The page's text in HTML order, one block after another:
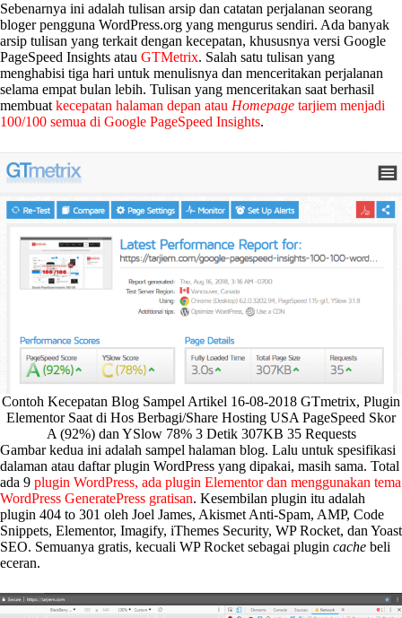
Sebenarnya ini adalah tulisan arsip dan catatan perjalanan seorang
bloger pengguna WordPress.org yang mengurus sendiri. Ada banyak
arsip tulisan yang terkait dengan kecepatan, khususnya versi Google
PageSpeed Insights atau GTMetrix. Salah satu tulisan yang
menghabisi tiga hari untuk menulisnya dan menceritakan perjalanan
selama empat bulan lebih. Tulisan yang menceritakan saat berhasil
membuat kecepatan halaman depan atau Homepage tarjiem menjadi
100/100 semua di Google PageSpeed Insights.
Contoh Kecepatan Blog Sampel Artikel 16-08-2018 GTmetrix, Plugin
Elementor Saat di Hos Berbagi/Share Hosting USA PageSpeed Skor
A (92%) dan YSlow 78% 3 Detik 307KB 35 Requests
Gambar kedua ini adalah sampel halaman blog. Lalu untuk spesifikasi
dalaman atau daftar plugin WordPress yang dipakai, masih sama. Total
ada 9 plugin WordPress, ada plugin Elementor dan menggunakan tema
WordPress GeneratePress gratisan. Kesembilan plugin itu adalah
plugin 404 to 301 oleh Joel James, Akismet Anti-Spam, AMP, Code
Snippets, Elementor, Imagify, iThemes Security, WP Rocket, dan Yoast
SEO. Semuanya gratis, kecuali WP Rocket sebagai plugin cache beli
eceran.